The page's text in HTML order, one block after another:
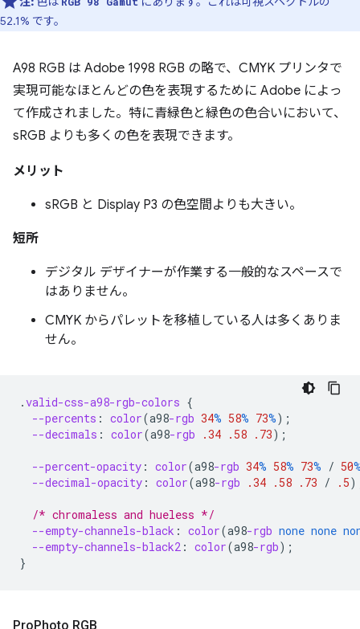
52.1% です。
A98 RGB は Adobe 1998 RGB の略で、CMYK プリンタで
実現可能なほとんどの色を表現するために Adobe によっ
て作成されました。特に青緑色と緑色の色合いにおいて、
sRGB よりも多くの色を表現できます。
メリット
sRGB と Display P3 の色空間よりも大きい。
短所
デジタル デザイナーが作業する一般的なスペースで
はありません。
CMYK からパレットを移植している人は多くありま
せん。
.valid-css-a98-rgb-colors {
--percents : color(a98-rgb 34% 58% 73%);
--decimals : color(a98-rgb .34 .58 .73);
--percent-opacity : color(a98-rgb 34% 58% 73% / 50
--decimal-opacity : color(a98-rgb .34 .58 .73 / .5
/* chromaless and hueless */
--empty-channels-black : color(a98-rgb none none
--empty-channels-black2 : color(a98-rgb);
}
ProPhoto RGB